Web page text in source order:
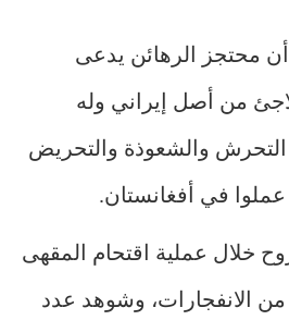
محتجز الرهائن يدعى
من أصل إيراني وله
والشعوذة والتحريض
في أفغانستان.
خلال عملية اقتحام المقهى
من الانفجارات، وشوهد عدد